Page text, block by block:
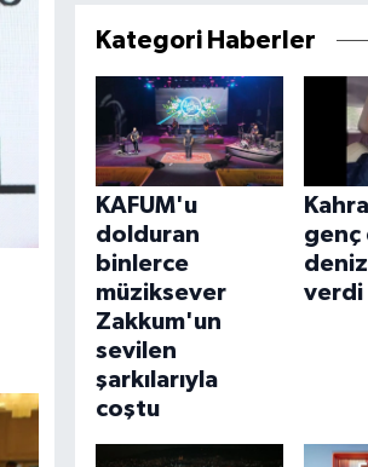
Kategori Haberler
KAFUM'u
dolduran
binlerce
müziksever
Zakkum'un
sevilen
şarkılarıyla
coştu
verdi